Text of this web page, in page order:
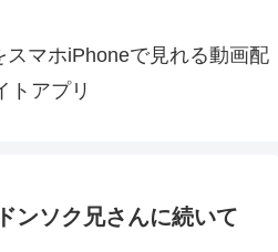
マホiPhoneで見れる動画配
トアプリ
ンソク兄さんに続いて